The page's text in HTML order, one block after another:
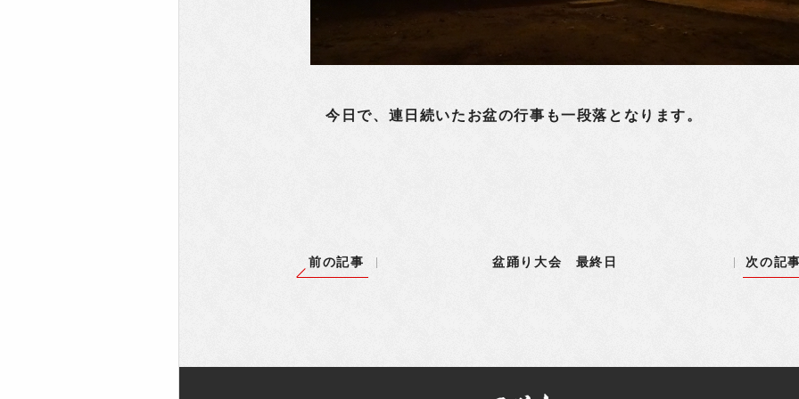
今日で、連日続いたお盆の行事も一段落となります。
盆踊り大会 最終日
前の記事 次の記